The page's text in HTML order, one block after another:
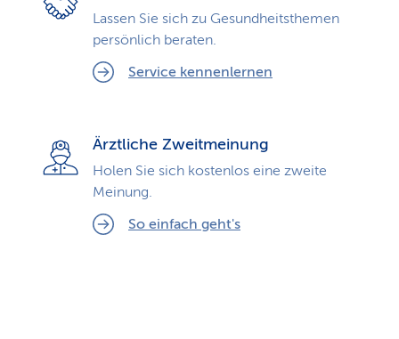
Lassen Sie sich zu Gesundheits­themen
persönlich beraten.
Service kennenlernen
Ärztliche Zweitmeinung
Holen Sie sich kostenlos eine zweite
Meinung.
So einfach geht's